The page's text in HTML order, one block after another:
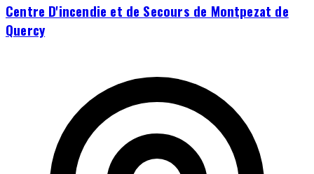
Centre D'incendie et de Secours de Montpezat de
Quercy